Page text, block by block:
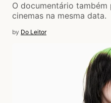
O documentário
cinemas na mesma data.
by Do Leitor